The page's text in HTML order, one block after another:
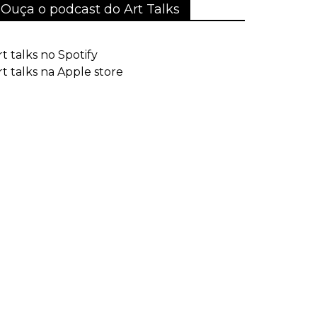
Ouça o podcast do Art Talks
talks no Spotify
talks na Apple store